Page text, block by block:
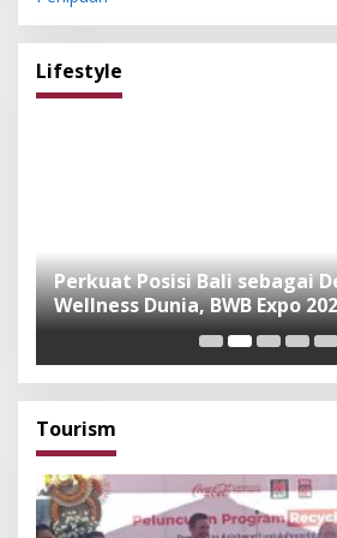
Lifestyle
Perkuat Posisi Bali sebagai
Wellness Dunia, BWB Expo
Exhibitor Nasional dan Global
Tourism